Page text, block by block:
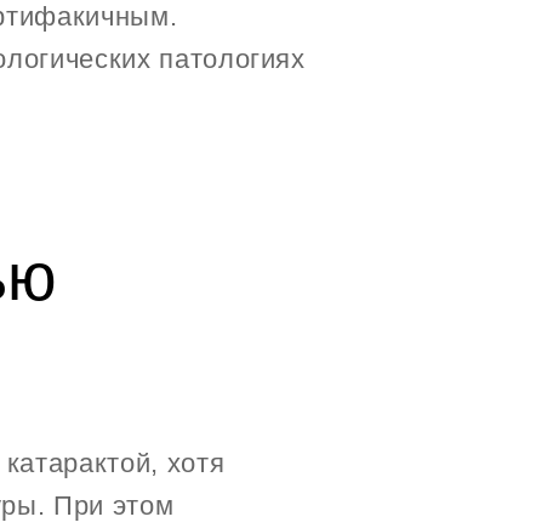
патологиях
хотя
При этом